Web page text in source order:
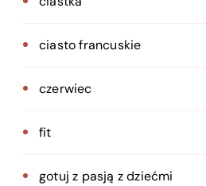
ciasto francuskie
czerwiec
fit
gotuj z pasją z dziećmi